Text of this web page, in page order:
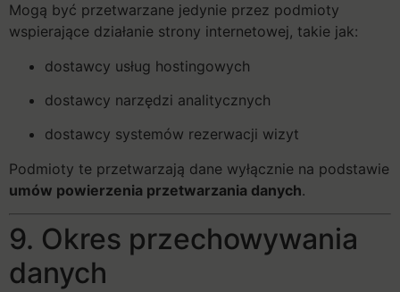
Mogą być przetwarzane jedynie przez podmioty
wspierające działanie strony internetowej, takie jak:
dostawcy usług hostingowych
dostawcy narzędzi analitycznych
dostawcy systemów rezerwacji wizyt
Podmioty te przetwarzają dane wyłącznie na podstawie
umów powierzenia przetwarzania danych.
9. Okres przechowywania
danych